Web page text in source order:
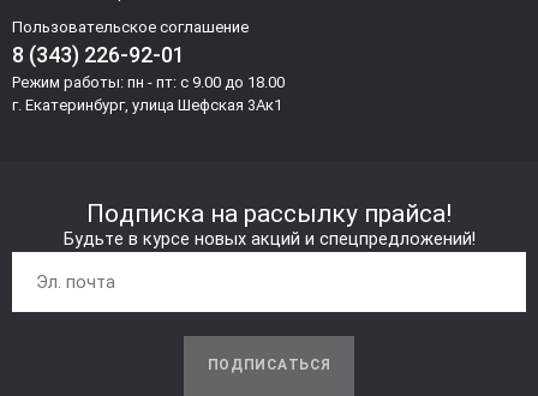
Пользовательское соглашение
8 (343) 226-92-01
Режим работы: пн - пт: с 9.00 до 18.00
г. Екатеринбург, улица Шефская 3Ак1
Подписка на рассылку прайса!
Будьте в курсе новых акций и спецпредложений!
ПОДПИСАТЬСЯ